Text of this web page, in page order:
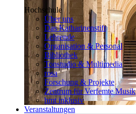
Hochschule
Über uns
Das Katharinenstift
Lehrende
Organisation & Personal
Bibliothek
Tonstudio & Multimedia
rosa
Forschung & Projekte
Zentrum für Verfemte Musik
hmt inklusiv
Veranstaltungen